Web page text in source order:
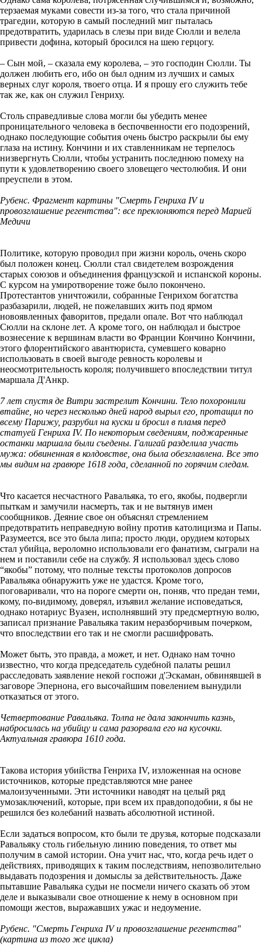
терзаемая муками совести из-за того, что стала причиной
трагедии, которую в самый последний миг пыталась
предотвратить, ударилась в слезы при виде Сюлли и велела
привести дофина, который бросился на шею герцогу.
– Сын мой, – сказала ему королева, – это господин Сюлли. Ты
должен любить его, ибо он был одним из лучших и самых
верных слуг короля, твоего отца. И я прошу его служить тебе
так же, как он служил Генриху.
Столь справедливые слова могли бы убедить менее
проницательного человека в беспочвенности его подозрений,
однако последующие события очень быстро раскрыли бы ему
глаза на истину. Кончини и их ставленникам не терпелось
низвергнуть Сюлли, чтобы устранить последнюю помеху на
пути к удовлетворению своего зловещего честолюбия. И они
преуспели в этом.
Рубенс. Фрагмент картины "Смерть Генриха IV и
провозглашение регентства": все преклоняются перед Марией
Медичи
Политике, которую проводил при жизни король, очень скоро
был положен конец. Сюлли стал свидетелем возрождения
старых союзов и объединения французской и испанской короны.
С курсом на умиротворение тоже было покончено.
Протестантов уничтожили, собранные Генрихом богатства
разбазарили, людей, не пожелавших жить под ярмом
новоявленных фаворитов, предали опале. Вот что наблюдал
Сюлли на склоне лет. А кроме того, он наблюдал и быстрое
вознесение к вершинам власти во Франции Кончино Кончини,
этого флорентийского авантюриста, сумевшего коварно
использовать в своей выгоде ревность королевы и
неосмотрительность короля; получившего впоследствии титул
маршала Д'Анкр.
7 лет спустя де Витри застрелит Кончини. Тело похоронили
втайне, но через несколько дней народ вырыл его, протащил по
всему Парижу, разрубил на куски и бросил в пламя перед
статуей Генриха IV. По некоторым сведениям, поджаренные
останки маршала были съедены. Галигай разделила участь
мужа: обвиненная в колдовстве, она была обезглавлена. Все это
мы видим на гравюре 1618 года, сделанной по горячим следам.
Что касается несчастного Равальяка, то его, якобы, подвергли
пыткам и замучили насмерть, так и не вытянув имен
сообщников. Деяние свое он объяснял стремлением
предотвратить неправедную войну против католицизма и Папы.
Разумеется, все это была липа; просто люди, орудием которых
стал убийца, вероломно использовали его фанатизм, сыграли на
нем и поставили себе на службу. Я использовал здесь слово
“якобы” потому, что полные тексты протоколов допросов
Равальяка обнаружить уже не удастся. Кроме того,
поговаривали, что на пороге смерти он, поняв, что предан теми,
кому, по-видимому, доверял, изъявил желание исповедаться,
однако нотариус Вуазен, исполнявший эту предсмертную волю,
записал признание Равальяка таким неразборчивым почерком,
что впоследствии его так и не смогли расшифровать.
Может быть, это правда, а может, и нет. Однако нам точно
известно, что когда председатель судебной палаты решил
расследовать заявление некой госпожи д'Эскаман, обвинявшей в
заговоре Эпернона, его высочайшим повелением вынудили
отказаться от этого.
Четвертование Равальяка. Толпа не дала закончить казнь,
набросилась на убийцу и сама разорвала его на кусочки.
Актуальная гравюра 1610 года.
Такова история убийства Генриха IV, изложенная на основе
источников, которые представляются мне ранее
малоизученными. Эти источники наводят на целый ряд
умозаключений, которые, при всем их правдоподобии, я бы не
решился без колебаний назвать абсолютной истиной.
Если задаться вопросом, кто были те друзья, которые подсказали
Равальяку столь гибельную линию поведения, то ответ мы
получим в самой истории. Она учит нас, что, когда речь идет о
действиях, приводящих к таким последствиям, непозволительно
выдавать подозрения и домыслы за действительность. Даже
пытавшие Равальяка судьи не посмели ничего сказать об этом
деле и выказывали свое отношение к нему в основном при
помощи жестов, выражавших ужас и недоумение.
Рубенс. "Смерть Генриха IV и провозглашение регентства"
(картина из того же цикла)